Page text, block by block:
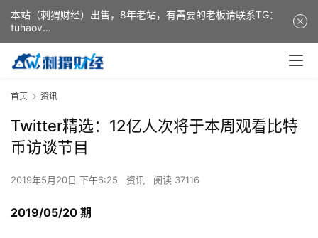
首页 资讯
Twitter精选：12亿人次将于本周观看比特
币访谈节目
2019年5月20日 下午6:25 资讯 阅读 37116
2019/05/20 期
本站（刺猬财经）出售，8年老站，有需要的老板请联系TG：
tuhaov
This website (ciweicaijing) is for sale. It is a 8-year-old
website. If you need it, please contact TG: tuhaov